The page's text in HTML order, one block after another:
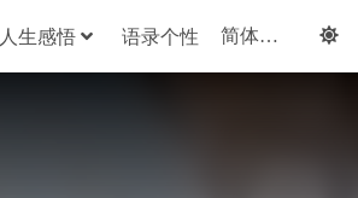
人生感悟 语录个性